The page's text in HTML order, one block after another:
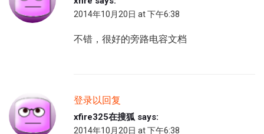
2014年10月20日 at 下午6:38
不错，很好的旁路电容文档
登录以回复
xfire325在搜狐 says:
2014年10月20日 at 下午6:38